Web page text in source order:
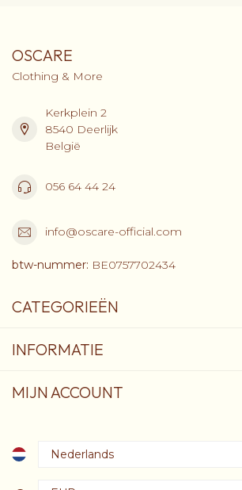
OSCARE
Clothing & More
Kerkplein 2
8540 Deerlijk
België
056 64 44 24
info@oscare-official.com
btw-nummer: BE0757702434
CATEGORIEËN
INFORMATIE
MIJN ACCOUNT